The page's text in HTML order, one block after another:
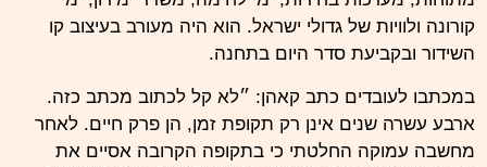
קורונה ולוויות של גדולי ישראל. הוא היה מעורב בעיצוב קו
השידור ובקביעת סדר היום בתחנה.
במכתבו לעובדים כתב קאהן: ״לא קל לכתוב מכתב כזה.
ארבע עשרה שנים אינן רק תקופת זמן, הן פרק חיים. לאחר
מחשבה עמוקה החלטתי כי בתקופה הקרובה אסיים את